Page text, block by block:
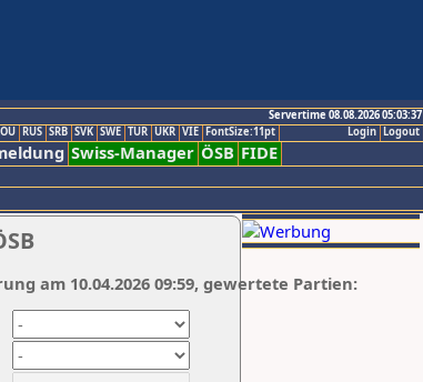
Servertime 08.08.2026 05:03:37
Logout
Login
RUS SRB SVK SWE TUR UKR VIE FontSize:11pt
Swiss-Manager ÖSB FIDE
am 10.04.2026 09:59, gewertete Partien: